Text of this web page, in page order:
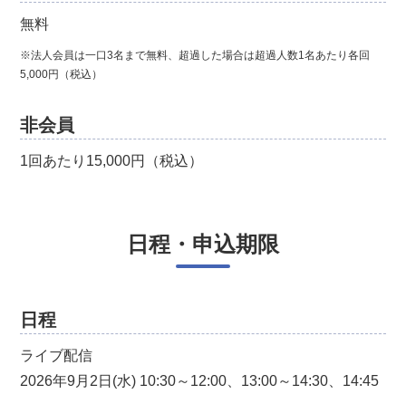
無料
※法人会員は一口3名まで無料、超過した場合は超過人数1名あたり各回
5,000円（税込）
非会員
1回あたり15,000円（税込）
日程・申込期限
日程
ライブ配信
2026年9月2日(水) 10:30～12:00、13:00～14:30、14:45